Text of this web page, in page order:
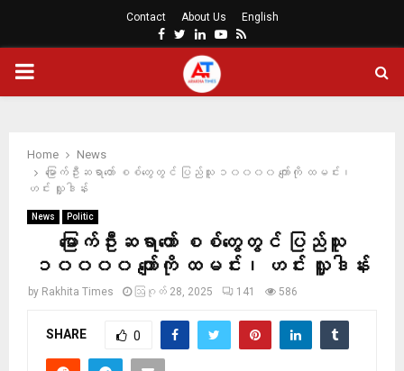
Contact About Us English
Facebook
Twitter
LinkedinYoutube
Rss
PRIMARY
Home
News
မြောက်ဦးဆရာတော် စစ်တွေတွင် ပြည်သူ ၁၀၀၀၀ ကျော်ကို ထမင်း၊
ဟင်း လှူဒါန်း
News Politic
မြောက်ဦးဆရာတော် စစ်တွေတွင် ပြည်သူ
၁၀၀၀၀ ကျော်ကို ထမင်း၊ ဟင်း လှူဒါန်း
by Rakhita Times ဩဂုတ် 28, 2025 141 586
SHARE 0